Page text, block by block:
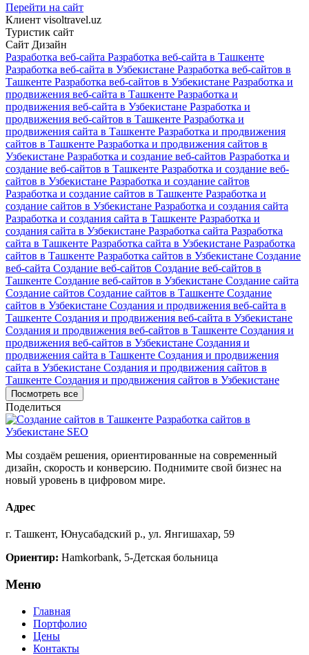
Перейти на сайт
Клиент visoltravel.uz
Туристик сайт
Сайт Дизайн
Разработка веб-сайта Разработка веб-сайта в Ташкенте
Разработка веб-сайта в Узбекистане Разработка веб-сайтов в
Ташкенте Разработка веб-сайтов в Узбекистане Разработка и
продвижения веб-сайта в Ташкенте Разработка и
продвижения веб-сайта в Узбекистане Разработка и
продвижения веб-сайтов в Ташкенте Разработка и
продвижения сайта в Ташкенте Разработка и продвижения
сайтов в Ташкенте Разработка и продвижения сайтов в
Узбекистане Разработка и создание веб-сайтов Разработка и
создание веб-сайтов в Ташкенте Разработка и создание веб-
сайтов в Узбекистане Разработка и создание сайтов
Разработка и создание сайтов в Ташкенте Разработка и
создание сайтов в Узбекистане Разработка и создания сайта
Разработка и создания сайта в Ташкенте Разработка и
создания сайта в Узбекистане Разработка сайта Разработка
сайта в Ташкенте Разработка сайта в Узбекистане Разработка
сайтов в Ташкенте Разработка сайтов в Узбекистане Создание
веб-сайта Создание веб-сайтов Создание веб-сайтов в
Ташкенте Создание веб-сайтов в Узбекистане Создание сайта
Создание сайтов Создание сайтов в Ташкенте Создание
сайтов в Узбекистане Создания и продвижения веб-сайта в
Ташкенте Создания и продвижения веб-сайта в Узбекистане
Создания и продвижения веб-сайтов в Ташкенте Создания и
продвижения веб-сайтов в Узбекистане Создания и
продвижения сайта в Ташкенте Создания и продвижения
сайта в Узбекистане Создания и продвижения сайтов в
Ташкенте Создания и продвижения сайтов в Узбекистане
Посмотреть все
Поделиться
Мы создаём решения, ориентированные на современный
дизайн, скорость и конверсию. Поднимите свой бизнес на
новый уровень в цифровом мире.
Адрес
г. Ташкент, Юнусабадский р., ул. Янгишахар, 59
Ориентир: Hamkorbank, 5-Детская больница
Меню
Главная
Портфолио
Цены
Контакты